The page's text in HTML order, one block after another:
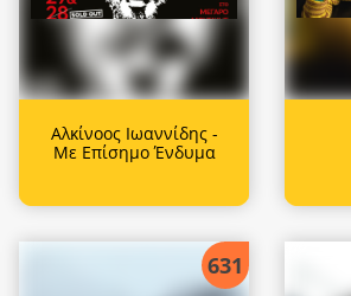
Αλκίνοος Ιωαννίδης -
Με Επίσημο Ένδυμα
631